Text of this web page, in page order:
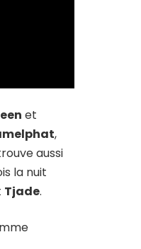
et
,
aussi
la nuit
Tjade.